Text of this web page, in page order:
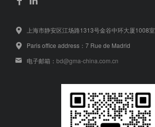
上海市静安区江场路1313号金谷中环大厦1008室
Paris office address：7 Rue de Madrid
电子邮箱： bd@gma-china.com.cn